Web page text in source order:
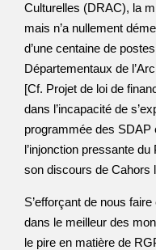
Culturelles (DRAC), la
mais n’a nullement
d’une centaine de
Départementaux de
[Cf. Projet de loi de
dans l’incapacité de
programmée des SDAP
l’injonction pressante
son discours de Cahors
S’efforçant de nous
dans le meilleur des
le pire en matière de